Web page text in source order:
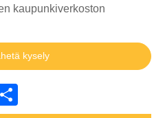
kaupunkiverkoston
kysely